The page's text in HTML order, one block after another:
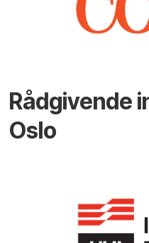
Rådgivende
Oslo